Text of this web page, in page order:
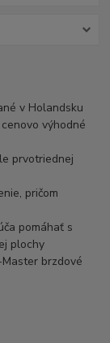
v Holandsku
výhodné
prvotriednej
pričom
pomáhať s
plochy
brzdové